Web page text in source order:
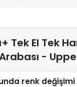
Tek El Tek
-
renk değişimi